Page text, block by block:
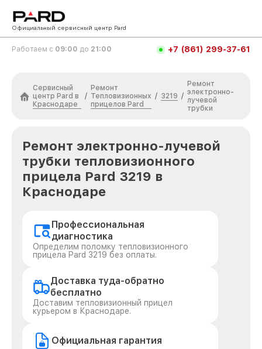
Официальный сервисный центр Pard
Работаем с 09:00 до 21:00 +7 (861) 299-37-61
Сервисный
центр Pard в
Краснодаре
/
Ремонт
Тепловизионных
прицелов Pard
/ 3219 /
Ремонт
электронно-
лучевой
трубки
Ремонт электронно-лучевой
трубки тепловизионного
прицела Pard 3219 в
Краснодаре
Профессиональная
диагностика
Определим поломку тепловизионного
прицела Pard 3219 без оплаты.
Доставка туда-обратно
бесплатно
Доставим тепловизионный прицел
курьером в Краснодаре.
Официальная гарантия